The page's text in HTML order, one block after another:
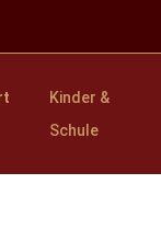
Kinder &
Schule